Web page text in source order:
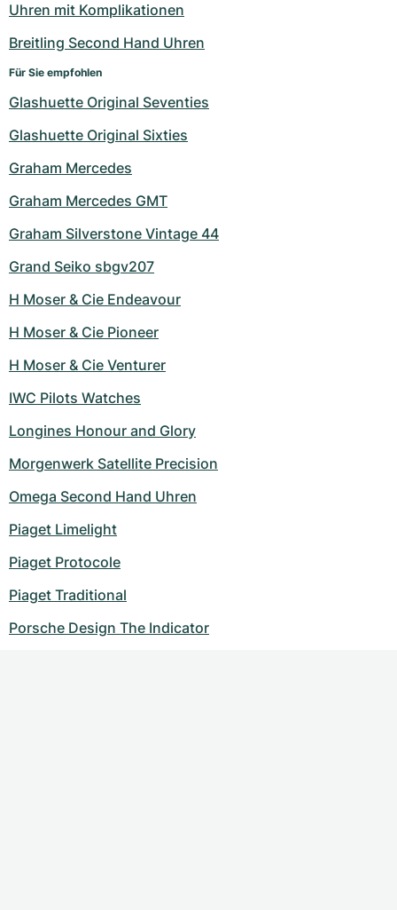
Uhren mit Komplikationen
Breitling Second Hand Uhren
Für Sie empfohlen
Glashuette Original Seventies
Glashuette Original Sixties
Graham Mercedes
Graham Mercedes GMT
Graham Silverstone Vintage 44
Grand Seiko sbgv207
H Moser & Cie Endeavour
H Moser & Cie Pioneer
H Moser & Cie Venturer
IWC Pilots Watches
Longines Honour and Glory
Morgenwerk Satellite Precision
Omega Second Hand Uhren
Piaget Limelight
Piaget Protocole
Piaget Traditional
Porsche Design The Indicator